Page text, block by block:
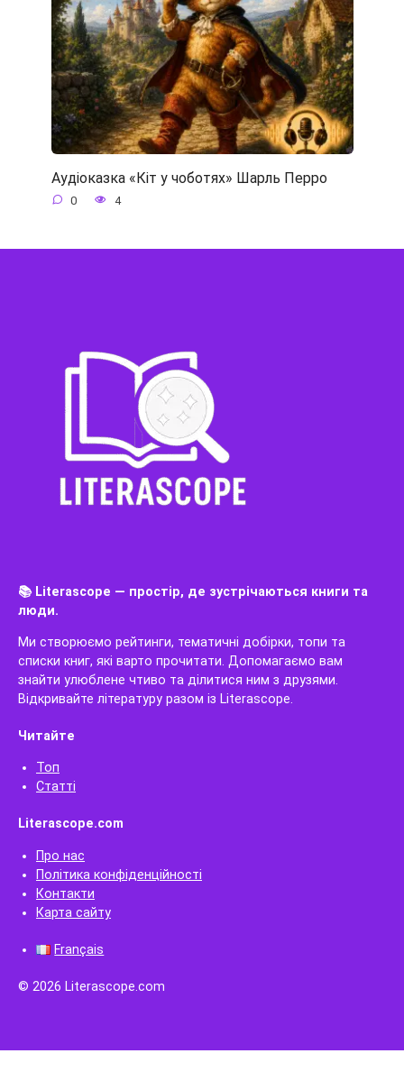
Аудіоказка «Кіт у чоботях» Шарль Перро
0 4
📚 Literascope — простір, де зустрічаються книги та
люди.
Ми створюємо рейтинги, тематичні добірки, топи та
списки книг, які варто прочитати. Допомагаємо вам
знайти улюблене чтиво та ділитися ним з друзями.
Відкривайте літературу разом із Literascope.
Читайте
Топ
Статті
Literascope.com
Про нас
Політика конфіденційності
Контакти
Карта сайту
Français
© 2026 Literascope.com